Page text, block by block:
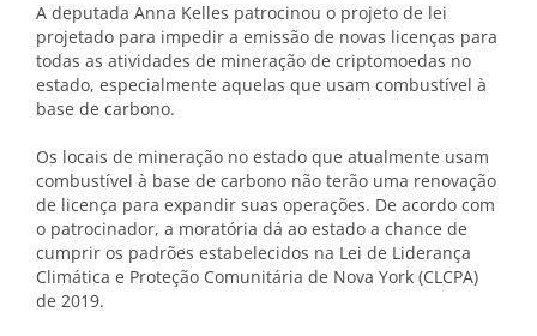
A deputada Anna Kelles patrocinou o projeto de lei
projetado para impedir a emissão de novas licenças para
todas as atividades de mineração de criptomoedas no
estado, especialmente aquelas que usam combustível à
base de carbono.
Os locais de mineração no estado que atualmente usam
combustível à base de carbono não terão uma renovação
de licença para expandir suas operações. De acordo com
o patrocinador, a moratória dá ao estado a chance de
cumprir os padrões estabelecidos na Lei de Liderança
Climática e Proteção Comunitária de Nova York (CLCPA)
de 2019.